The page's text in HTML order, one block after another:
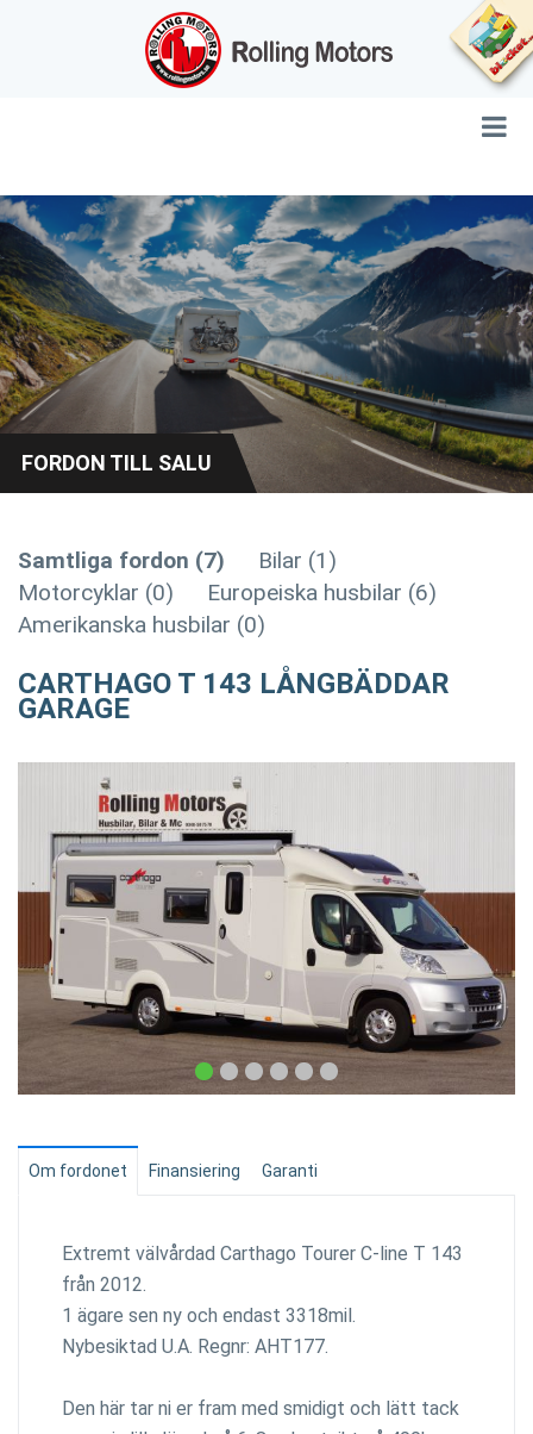
FORDON TILL SALU
Samtliga fordon (7)
Bilar (1)
Motorcyklar (0)
Europeiska husbilar (6)
Amerikanska husbilar (0)
CARTHAGO T 143 LÅNGBÄDDAR
GARAGE
Om fordonet Finansiering Garanti
Extremt välvårdad Carthago Tourer C-line T 143
från 2012.
1 ägare sen ny och endast 3318mil.
Nybesiktad U.A. Regnr: AHT177.
Den här tar ni er fram med smidigt och lätt tack